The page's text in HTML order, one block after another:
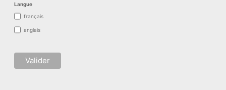
Langue
français
anglais